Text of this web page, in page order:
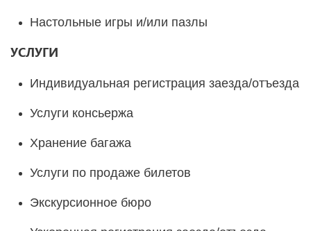
Настольные игры и/или пазлы
УСЛУГИ
Индивидуальная регистрация заезда/отъезда
Услуги консьержа
Хранение багажа
Услуги по продаже билетов
Экскурсионное бюро